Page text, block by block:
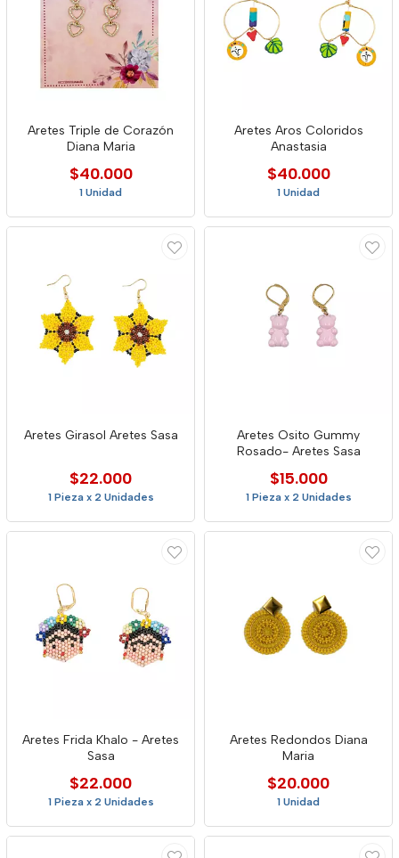
Aretes Triple de Corazón
Diana Maria
$40.000
1 Unidad
Aretes Aros Coloridos
Anastasia
$40.000
1 Unidad
Aretes Girasol Aretes Sasa
$22.000
1 Pieza x 2 Unidades
Aretes Osito Gummy
Rosado- Aretes Sasa
$15.000
1 Pieza x 2 Unidades
Aretes Frida Khalo - Aretes
Sasa
$22.000
1 Pieza x 2 Unidades
Aretes Redondos Diana
Maria
$20.000
1 Unidad